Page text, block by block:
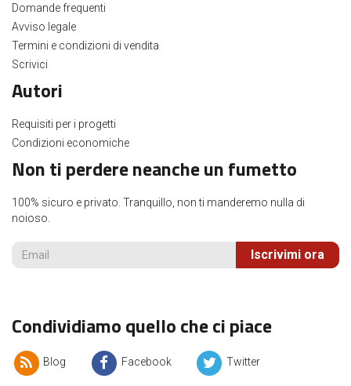
Domande frequenti
Avviso legale
Termini e condizioni di vendita
Scrivici
Autori
Requisiti per i progetti
Condizioni economiche
Non ti perdere neanche un fumetto
100% sicuro e privato. Tranquillo, non ti manderemo nulla di
noioso.
Iscrivimi ora
Condividiamo quello che ci piace
Blog Facebook Twitter